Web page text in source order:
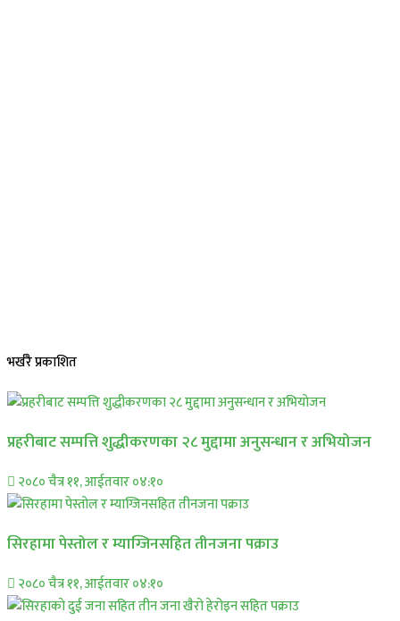
भर्खरै प्रकाशित
प्रहरीबाट सम्पत्ति शुद्धीकरणका २८ मुद्दामा अनुसन्धान र अभियोजन
२०८० चैत्र ११, आईतवार ०४:१०
सिरहामा पेस्तोल र म्याग्जिनसहित तीनजना पक्राउ
२०८० चैत्र ११, आईतवार ०४:१०